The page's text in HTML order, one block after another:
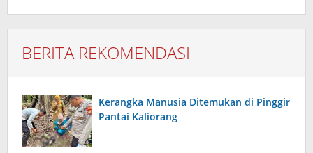
BERITA REKOMENDASI
Kerangka Manusia Ditemukan di Pinggir
Pantai Kaliorang